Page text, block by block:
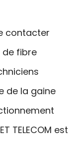
contacter
de fibre
de la gaine
TELECOM est